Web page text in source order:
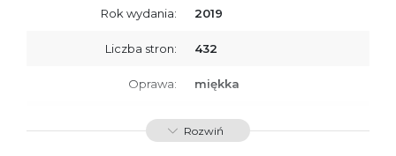
Rok wydania: 2019
Liczba stron: 432
Oprawa: miękka
ISBN 9788366381599
Rozwiń